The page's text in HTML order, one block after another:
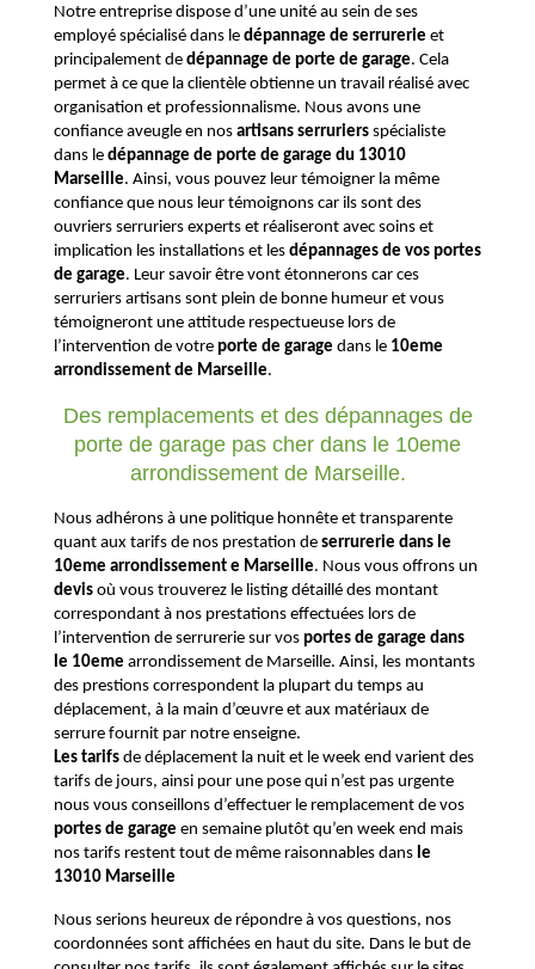
Notre entreprise dispose d’une unité au sein de ses
employé spécialisé dans le dépannage de serrurerie et
principalement de dépannage de porte de garage. Cela
permet à ce que la clientèle obtienne un travail réalisé avec
organisation et professionnalisme. Nous avons une
confiance aveugle en nos artisans serruriers spécialiste
dans le dépannage de porte de garage du 13010
Marseille. Ainsi, vous pouvez leur témoigner la même
confiance que nous leur témoignons car ils sont des
ouvriers serruriers experts et réaliseront avec soins et
implication les installations et les dépannages de vos portes
de garage. Leur savoir être vont étonnerons car ces
serruriers artisans sont plein de bonne humeur et vous
témoigneront une attitude respectueuse lors de
l’intervention de votre porte de garage dans le 10eme
arrondissement de Marseille.
Des remplacements et des dépannages de
porte de garage pas cher dans le 10eme
arrondissement de Marseille.
Nous adhérons à une politique honnête et transparente
quant aux tarifs de nos prestation de serrurerie dans le
10eme arrondissement e Marseille. Nous vous offrons un
devis où vous trouverez le listing détaillé des montant
correspondant à nos prestations effectuées lors de
l’intervention de serrurerie sur vos portes de garage dans
le 10eme arrondissement de Marseille. Ainsi, les montants
des prestions correspondent la plupart du temps au
déplacement, à la main d’œuvre et aux matériaux de
serrure fournit par notre enseigne.
Les tarifs de déplacement la nuit et le week end varient des
tarifs de jours, ainsi pour une pose qui n’est pas urgente
nous vous conseillons d’effectuer le remplacement de vos
portes de garage en semaine plutôt qu’en week end mais
nos tarifs restent tout de même raisonnables dans le
13010 Marseille
Nous serions heureux de répondre à vos questions, nos
coordonnées sont affichées en haut du site. Dans le but de